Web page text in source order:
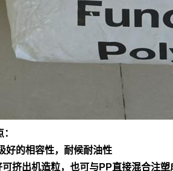
好的相容性，耐候耐油性
挤出机造粒，也可与PP直接混合注塑